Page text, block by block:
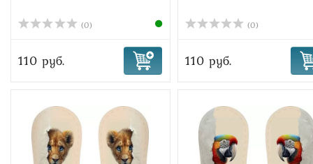
(0)
110 руб.
(0)
110 руб.